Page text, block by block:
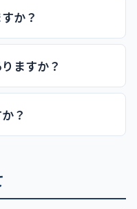
か？
ますか？
？